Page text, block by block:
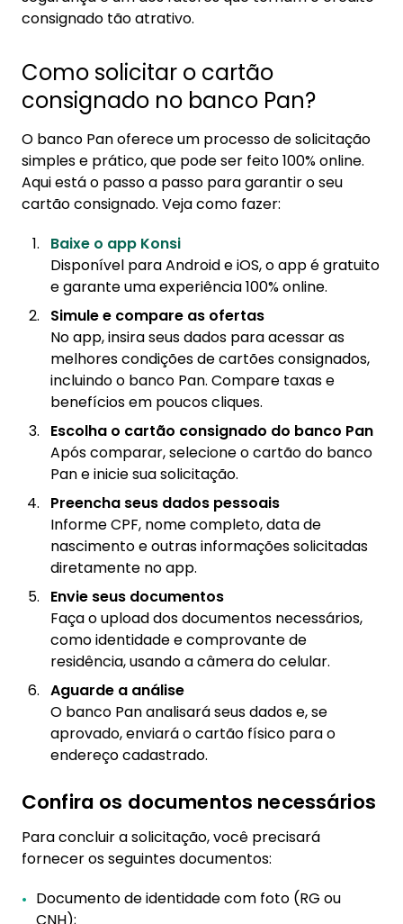
consignado tão atrativo.
Como solicitar o cartão
consignado no banco Pan?
O banco Pan oferece um processo de solicitação
simples e prático, que pode ser feito 100% online.
Aqui está o passo a passo para garantir o seu
cartão consignado. Veja como fazer:
Baixe o app Konsi
Disponível para Android e iOS, o app é gratuito
e garante uma experiência 100% online.
Simule e compare as ofertas
No app, insira seus dados para acessar as
melhores condições de cartões consignados,
incluindo o banco Pan. Compare taxas e
benefícios em poucos cliques.
Escolha o cartão consignado do banco Pan
Após comparar, selecione o cartão do banco
Pan e inicie sua solicitação.
Preencha seus dados pessoais
Informe CPF, nome completo, data de
nascimento e outras informações solicitadas
diretamente no app.
Envie seus documentos
Faça o upload dos documentos necessários,
como identidade e comprovante de
residência, usando a câmera do celular.
Aguarde a análise
O banco Pan analisará seus dados e, se
aprovado, enviará o cartão físico para o
endereço cadastrado.
Confira os documentos necessários
Para concluir a solicitação, você precisará
fornecer os seguintes documentos:
Documento de identidade com foto (RG ou